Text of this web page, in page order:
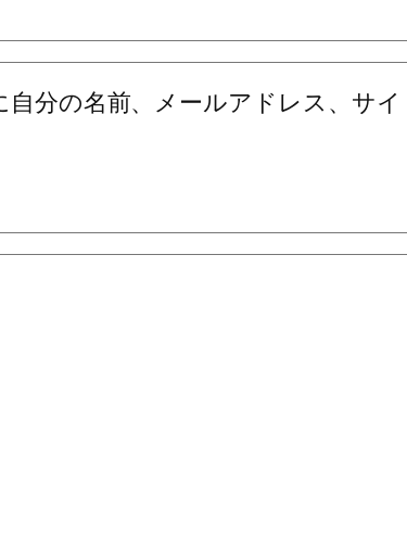
分の名前、メールアドレス、サ